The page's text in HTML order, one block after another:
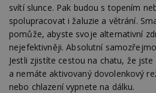
svítí slunce. Pak budou s topením
spolupracovat i žaluzie a větrání.
pomůže, abyste svoje alternativní
nejefektivněji. Absolutní
Jestli zjistíte cestou na chatu, že
a nemáte aktivovaný dovolenkový
nebo chlazení vypnete na dálku.